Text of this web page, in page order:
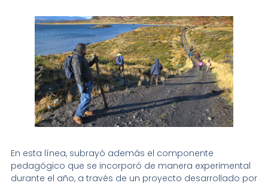
En esta línea, subrayó además el componente
pedagógico que se incorporó de manera experimental
durante el año, a través de un proyecto desarrollado por